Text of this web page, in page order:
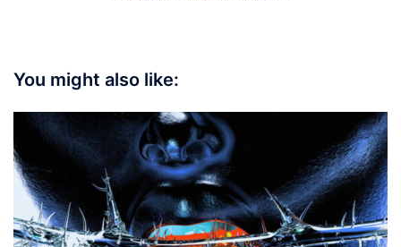
You might also like: